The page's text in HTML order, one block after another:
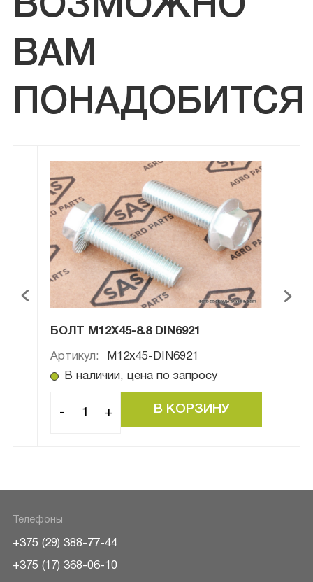
ВОЗМОЖНО
ВАМ
ПОНАДОБИТСЯ
БОЛТ М12Х45-8.8 DIN6921
Артикул:
M12x45-DIN6921
В наличии, цена по запросу
- +
Телефоны
+375 (29) 388-77-44
+375 (17) 368-06-10